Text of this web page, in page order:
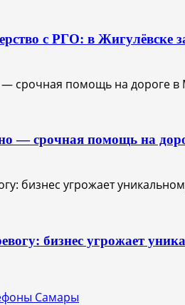
с РГО: в
— срочная помощь на
бизнес угрожает
Самары